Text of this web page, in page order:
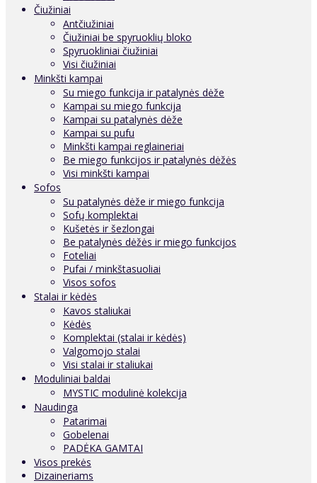
Čiužiniai
Antčiužiniai
Čiužiniai be spyruoklių bloko
Spyruokliniai čiužiniai
Visi čiužiniai
Minkšti kampai
Su miego funkcija ir patalynės dėže
Kampai su miego funkcija
Kampai su patalynės dėže
Kampai su pufu
Minkšti kampai reglaineriai
Be miego funkcijos ir patalynės dėžės
Visi minkšti kampai
Sofos
Su patalynės dėže ir miego funkcija
Sofų komplektai
Kušetės ir šezlongai
Be patalynės dėžės ir miego funkcijos
Foteliai
Pufai / minkštasuoliai
Visos sofos
Stalai ir kėdės
Kavos staliukai
Kėdės
Komplektai (stalai ir kėdės)
Valgomojo stalai
Visi stalai ir staliukai
Moduliniai baldai
MYSTIC modulinė kolekcija
Naudinga
Patarimai
Gobelenai
PADĖKA GAMTAI
Visos prekės
Dizaineriams